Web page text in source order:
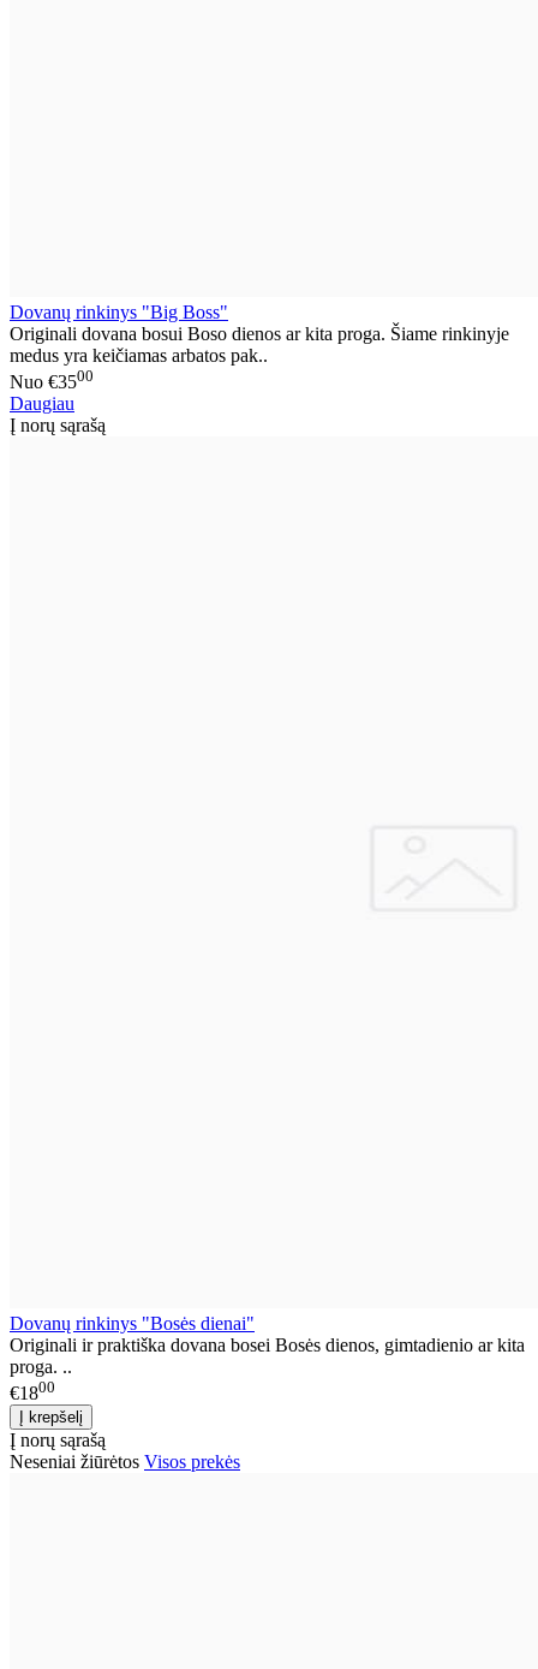
Dovanų rinkinys "Big Boss"
Originali dovana bosui Boso dienos ar kita proga. Šiame rinkinyje
medus yra keičiamas arbatos pak..
Nuo €3500
Daugiau
Į norų sąrašą
Dovanų rinkinys "Bosės dienai"
Originali ir praktiška dovana bosei Bosės dienos, gimtadienio ar kita
proga. ..
€1800
Į norų sąrašą
Neseniai žiūrėtos Visos prekės